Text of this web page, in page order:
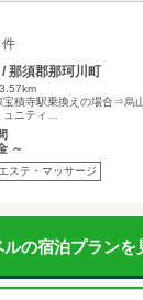
那須郡那珂川町
宝積寺駅乗換えの場合⇒烏
ニティ…
～
エステ・マッサージ
の宿泊プランを